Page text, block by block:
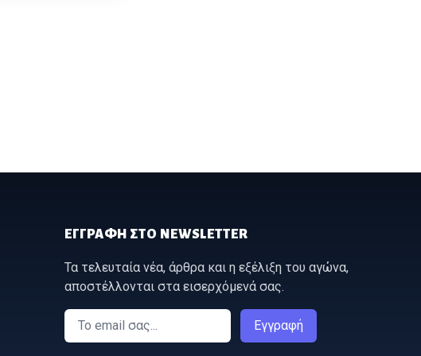
ΕΓΓΡΑΦΉ ΣΤΟ NEWSLETTER
Τα τελευταία νέα, άρθρα και η εξέλιξη του αγώνα,
αποστέλλονται στα εισερχόμενά σας.
Email
Εγγραφή